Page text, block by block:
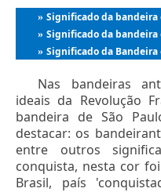
» Significado da bandeira
» Significado da bandeira
» Significado da Bandeira
Nas bandeiras
ideais da Revolução
bandeira de São
destacar: os
entre outros
conquista, nesta cor
Brasil, país